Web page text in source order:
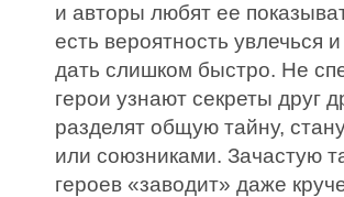
и авторы любят ее
есть вероятность увлечься
дать слишком быстро. Не
герои узнают секреты друг
разделят общую тайну,
или союзниками. Зачастую
героев «заводит» даже